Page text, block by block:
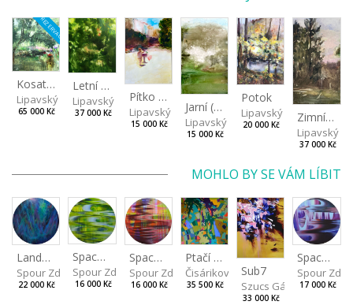
REZERVACE
Kosatcová zahrada
Lipavský Matěj
65 000 Kč
Letní večer
Lipavský Matěj
37 000 Kč
Pítko (Nad Stromovkou)
Lipavský Matěj
15 000 Kč
Jarní (Studené jaro)
Lipavský Matěj
15 000 Kč
Potok
Lipavský Matěj
20 000 Kč Zimní nebe
Lipavský
37 000 Kč
MOHLO BY SE VÁM LÍBIT
Landscape III
Spour Zdeněk
22 000 Kč
Spaces I
Spour Zdeněk
16 000 Kč
Spaces II
Spour Zdeněk
16 000 Kč
Ptačí perspektiva
Čisáriková Táňa
35 500 Kč
Sub7
Szucs Gábor
33 000 Kč
Spaces IV
Spour
17 000 Kč